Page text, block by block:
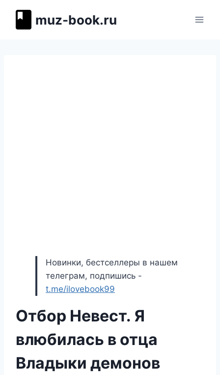
muz-book.ru
Новинки, бестселлеры в нашем
телеграм, подпишись -
t.me/ilovebook99
Отбор Невест. Я
влюбилась в отца
Владыки демонов